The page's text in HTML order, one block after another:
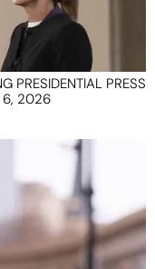
PRESIDENTIAL PRESS
6, 2026